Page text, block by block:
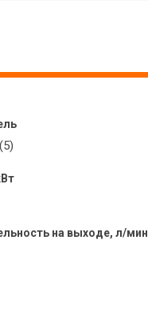
5)
на выходе, л/мин